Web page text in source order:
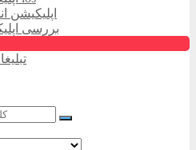
اپلیکیشن
بررسی